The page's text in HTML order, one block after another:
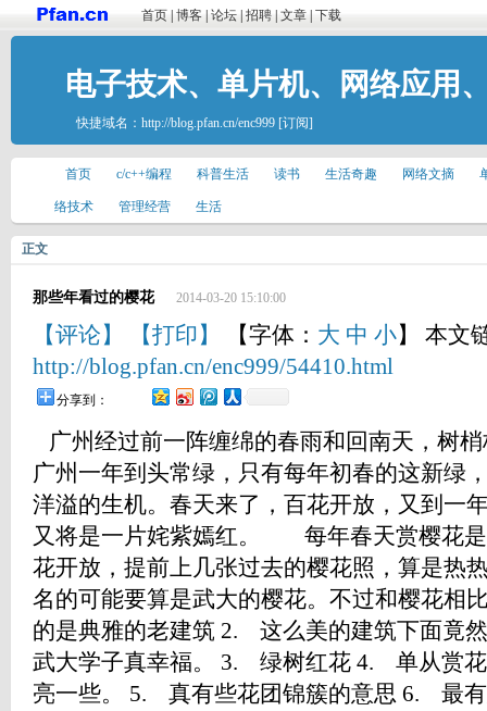
首页 博客 论坛 招聘 文章 下载
电子技术、单片机、网络应用
快捷域名： http://blog.pfan.cn/enc999 [订阅]
首页 c/c++编程 科普生活 读书 生活奇趣 网络文摘
络技术 管理经营 生活
正文
那些年看过的樱花 2014-03-20 15:10:00
【评论】 【打印】 【字体： 大 中 小】 本文
http://blog.pfan.cn/enc999/54410.html
分享到：
广州经过前一阵缠绵的春雨和回南天，树
广州一年到头常绿，只有每年初春的这新绿
洋溢的生机。春天来了，百花开放，又到一
又将是一片姹紫嫣红。 每年春天赏樱花是
花开放，提前上几张过去的樱花照，算是
名的可能要算是武大的樱花。不过和樱花相
的是典雅的老建筑 2. 这么美的建筑下面竟
武大学子真幸福。 3. 绿树红花 4. 单从赏
亮一些。 5. 真有些花团锦簇的意思 6. 最